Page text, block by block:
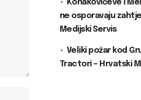
Konakovićeve i
ne osporavaju
Medijski Servis
Veliki požar kod
Tractori – Hrvatski